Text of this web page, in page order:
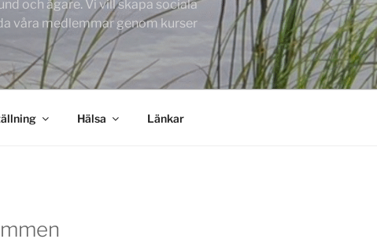
och ägare. Vi vill skapa sociala
våra medlemmar genom kurser
Hälsa Länkar